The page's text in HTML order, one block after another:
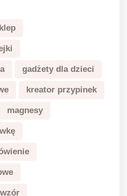
gadżety dla dzieci
kreator przypinek
magnesy